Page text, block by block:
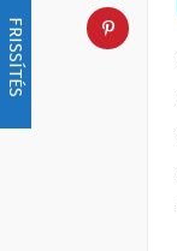
FRISSÍTÉS